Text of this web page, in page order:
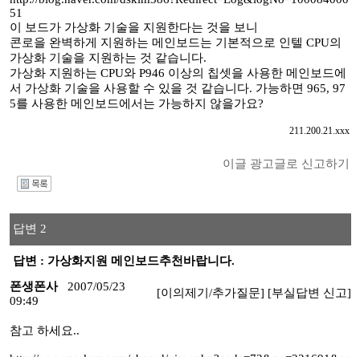
51
이 보드가 가상화 기술을 지원한다는 것을 보니
콘로을 완벽하게 지원하는 메인보드는 기본적으로 인텔 CPU의
가상화 기술을 지원하는 것 같습니다.
가상화 지원하는 CPU와 P946 이상의 칩셋을 사용한 메인보드에
서 가상화 기술을 사용할 수 있을 것 같습니다. 가능하면 965, 97
5를 사용한 메인보드에서는 가능하지 않을가요?
211.200.21.xxx
이글 광고글로 신고하기
답변 2
답변 : 가상화지원 메인보드추천바랍니다.
폰생폰사
2007/05/23
09:49
[이의제기/추가질문] [부실답변 신고]
참고 하세요..